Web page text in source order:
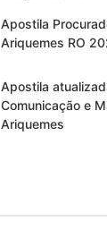
Apostila
Ariquemes RO
Apostila
Comunicação e
Ariquemes